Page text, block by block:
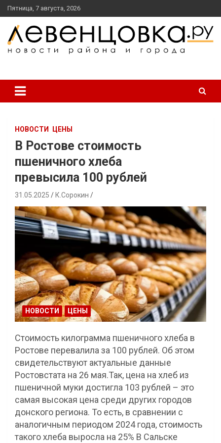
перейти
к
содержанию
Пятница, 7 августа, 2026
НОВОСТИ ЦЕНЫ
В Ростове стоимость
пшеничного хлеба
превысила 100 рублей
31.05.2025 К.Сорокин
НОВОСТИ ЦЕНЫ
Стоимость килограмма пшеничного хлеба в
Ростове перевалила за 100 рублей. Об этом
свидетельствуют актуальные данные
Ростовстата на 26 мая.Так, цена на хлеб из
пшеничной муки достигла 103 рублей – это
самая высокая цена среди других городов
донского региона. То есть, в сравнении с
аналогичным периодом 2024 года, стоимость
такого хлеба выросла на 25% В Сальске